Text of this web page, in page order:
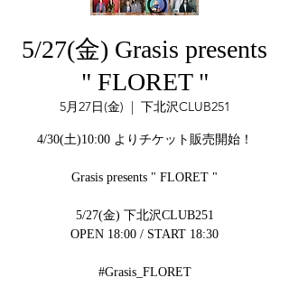
5/27(金) Grasis presents
" FLORET "
5月27日(金)
  |
下北沢CLUB251
4/30(土)10:00 よりチケット販売開始！
Grasis presents " FLORET "
5/27(金) 下北沢CLUB251
OPEN 18:00 / START 18:30
#Grasis_FLORET